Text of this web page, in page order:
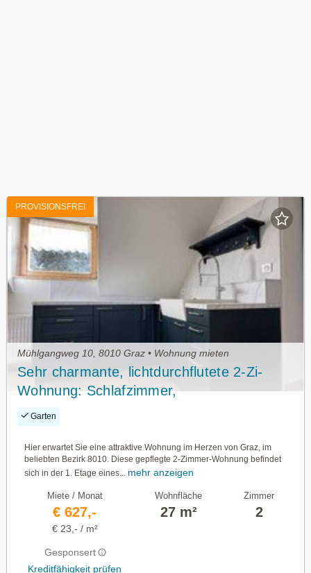
PROVISIONSFREI
Mühlgangweg 10, 8010 Graz • Wohnung mieten
Sehr charmante, lichtdurchflutete 2-Zi-
Wohnung: Schlafzimmer,
Küche/Essen/Wohnen, im grünen Teil der
oder Studenten
Garten
Hier erwartet Sie eine attraktive Wohnung im Herzen von Graz, im
beliebten Bezirk 8010. Diese gepflegte 2-Zimmer-Wohnung befindet
sich in der 1. Etage eines...
mehr anzeigen
Miete / Monat
€ 627,-
€ 23,- / m²
Gesponsert
Kreditfähigkeit prüfen
Wohnfläche
27 m²
Zimmer
2